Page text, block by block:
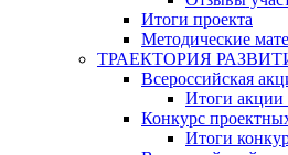
Итоги проекта
Методические
ТРАЕКТОРИЯ
Всероссийская
Итоги
Конкурс
Итоги